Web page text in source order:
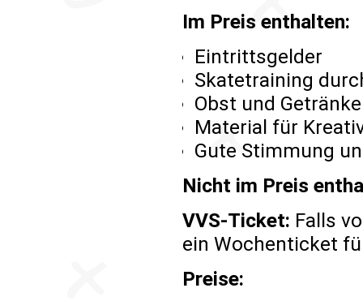
Im Preis enthalten:
Eintrittsgelder
Skatetraining
Obst und
Material für
Gute Stimmung
Nicht im Preis
VVS-Ticket: Falls
ein Wochenticket
Preise: